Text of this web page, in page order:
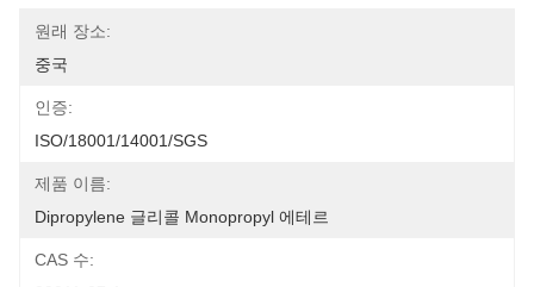
원래 장소:
중국
인증:
ISO/18001/14001/SGS
제품 이름:
Dipropylene 글리콜 Monopropyl 에테르
CAS 수: